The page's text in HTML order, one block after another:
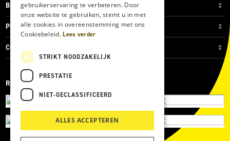
BLOG
PRIVACYVERKLARING
COOKIES
REVIEWMERK
gebruikerservaring te verbeteren. Door
onze website te gebruiken, stemt u in met
alle cookies in overeenstemming met ons
Cookiebeleid.Lees verder
STRIKT NOODZAKELIJK
PRESTATIE
NIET-GECLASSIFICEERD
ALLES ACCEPTEREN